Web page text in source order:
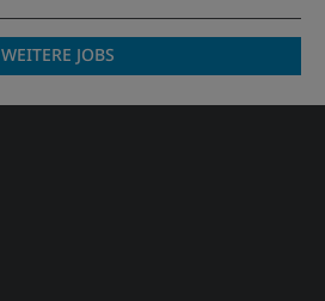
WEITERE JOBS